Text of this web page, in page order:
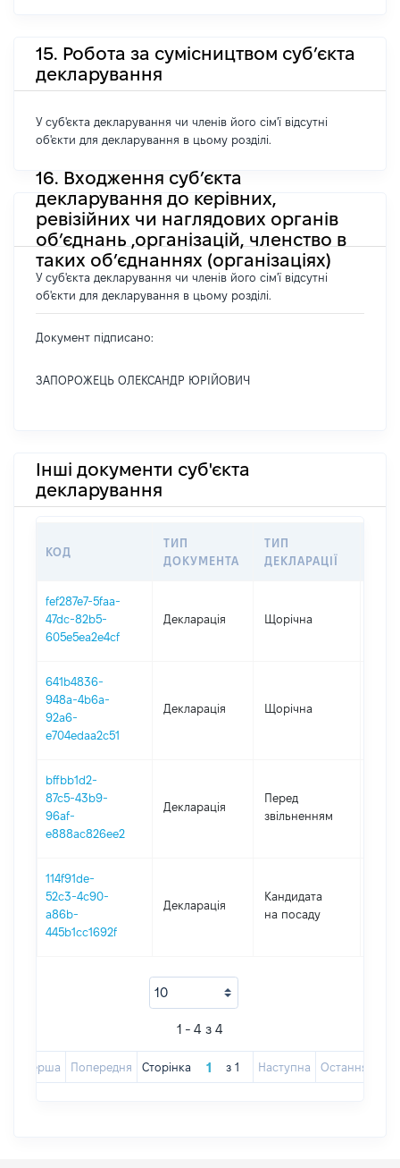
15. Робота за сумісництвом суб’єкта
декларування
У суб'єкта декларування чи членів його сім'ї відсутні
об'єкти для декларування в цьому розділі.
16. Входження суб’єкта
декларування до керівних,
ревізійних чи наглядових органів
об’єднань ,організацій, членство в
таких об’єднаннях (організаціях)
У суб'єкта декларування чи членів його сім'ї відсутні
об'єкти для декларування в цьому розділі.
Документ підписано:
ЗАПОРОЖЕЦЬ ОЛЕКСАНДР ЮРІЙОВИЧ
Інші документи суб'єкта
декларування
КОД
ТИП
ДОКУМЕНТА
ТИП
ДЕКЛАРАЦІЇ
fef287e7-5faa-
47dc-82b5-
605e5ea2e4cf
Декларація Щорічна
641b4836-
948a-4b6a-
92a6-
e704edaa2c51
Декларація Щорічна
bffbb1d2-
87c5-43b9-
96af-
e888ac826ee2
Декларація
Перед
звільненням
114f91de-
52c3-4c90-
a86b-
445b1cc1692f
Декларація
Кандидата
на посаду
1 - 4 з 4
Перша Попередня Сторінка з 1 Наступна Остання